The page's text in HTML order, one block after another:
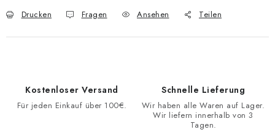
Drucken Fragen Ansehen Teilen
Kostenloser Versand
Für jeden Einkauf über 100€.
Schnelle Lieferung
Wir haben alle Waren auf Lager.
Wir liefern innerhalb von 3
Tagen.